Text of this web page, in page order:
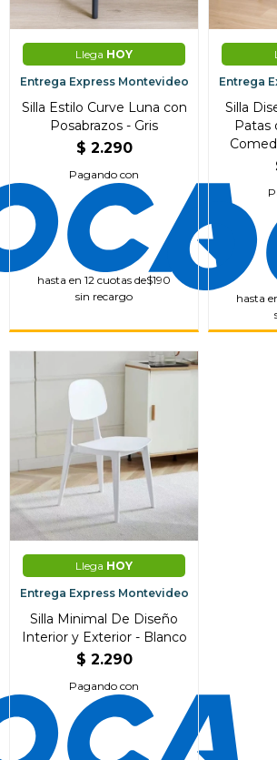
Llega HOY
Entrega Express Montevideo
Silla Estilo Curve Luna con
Posabrazos - Gris
$ 2.290
Pagando con
hasta en 12 cuotas de$190
sin recargo
Entrega
Silla
Patas
hasta
Llega HOY
Entrega Express Montevideo
Silla Minimal De Diseño
Interior y Exterior - Blanco
$ 2.290
Pagando con
Continuar